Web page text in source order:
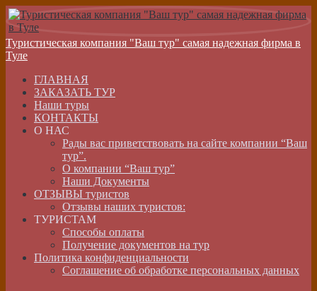
Туристическая компания "Ваш тур" самая надежная фирма в
Туле
ГЛАВНАЯ
ЗАКАЗАТЬ ТУР
Наши туры
КОНТАКТЫ
О НАС
Рады вас приветствовать на сайте компании “Ваш
тур”.
О компании “Ваш тур”
Наши Документы
ОТЗЫВЫ туристов
Отзывы наших туристов:
ТУРИСТАМ
Способы оплаты
Получение документов на тур
Политика конфиденциальности
Соглашение об обработке персональных данных